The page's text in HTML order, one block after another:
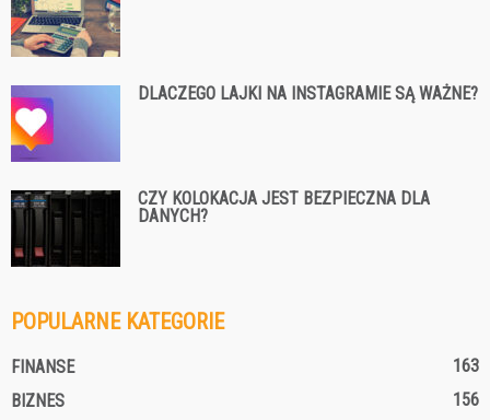
DLACZEGO LAJKI NA INSTAGRAMIE SĄ WAŻNE?
CZY KOLOKACJA JEST BEZPIECZNA DLA
DANYCH?
POPULARNE KATEGORIE
FINANSE
163
BIZNES
156